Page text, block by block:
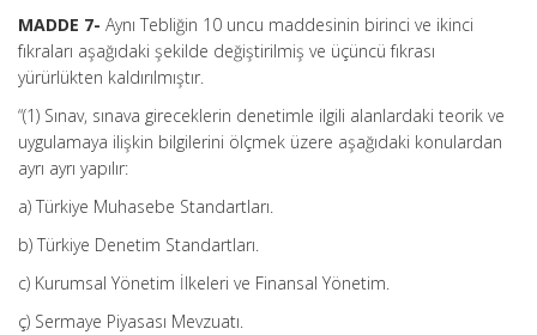
MADDE 7- Aynı Tebliğin 10 uncu maddesinin birinci ve ikinci
fıkraları aşağıdaki şekilde değiştirilmiş ve üçüncü fıkrası
yürürlükten kaldırılmıştır.
“(1) Sınav, sınava gireceklerin denetimle ilgili alanlardaki teorik ve
uygulamaya ilişkin bilgilerini ölçmek üzere aşağıdaki konulardan
ayrı ayrı yapılır:
a) Türkiye Muhasebe Standartları.
b) Türkiye Denetim Standartları.
c) Kurumsal Yönetim İlkeleri ve Finansal Yönetim.
ç) Sermaye Piyasası Mevzuatı.